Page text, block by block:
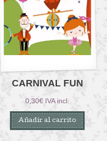
CARNIVAL FUN
0,30€ IVA incl.
Añadir al carrito